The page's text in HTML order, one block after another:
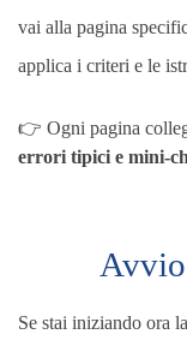
vai alla pagina
applica i criteri e le
👉 Ogni pagina
errori tipici e mini-
Se stai iniziando ora